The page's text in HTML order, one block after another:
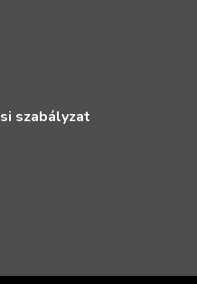
szabályzat